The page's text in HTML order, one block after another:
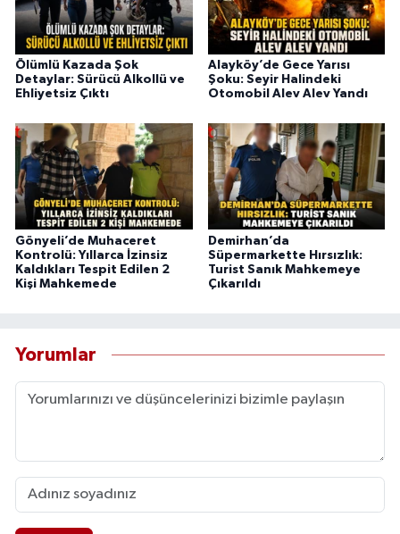
Ölümlü Kazada Şok
Detaylar: Sürücü Alkollü ve
Ehliyetsiz Çıktı
Alayköy’de Gece Yarısı
Şoku: Seyir Halindeki
Otomobil Alev Alev Yandı
Gönyeli’de Muhaceret
Kontrolü: Yıllarca İzinsiz
Kaldıkları Tespit Edilen 2
Kişi Mahkemede
Demirhan’da
Süpermarkette Hırsızlık:
Turist Sanık Mahkemeye
Çıkarıldı
Yorumlar